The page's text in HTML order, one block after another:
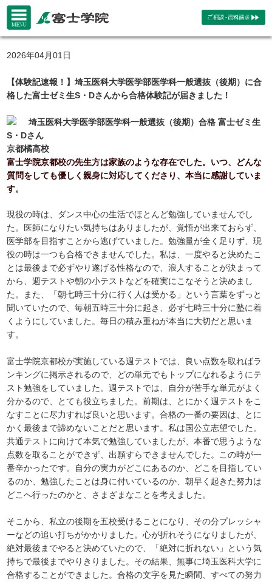
2026年04月01日
【体験記速報！】埼玉医科大学医学部医学科一般選抜（後期）に合
格した富士ゼミ生S・Dさんから合格体験記が届きました！
埼玉医科大学医学部医学科一般選抜（後期）合格 富士ゼミ生
S・Dさん
京都橘高校
富士学院京都校の先生方は家族のような存在でした。いつ、どんな
質問をしても優しく親身に対応してくださり、本当に感謝していま
す。
現役の時は、ダンス中心の生活でほとんど勉強していませんでし
た。医師になりたい気持ちはありましたが、覚悟が出来ておらず、
医学部を目指すことから逃げていました。勉強量が全く足りず、現
役の時は一つも合格できませんでした。私は、一度やると決めたこ
とは最後まで必ずやり遂げる性格なので、浪人することが決まって
から、週テストや朝の小テストなどを確実にこなそうと決めまし
た。また、「朝七時三十分に行く人は受かる」という言葉をずっと
聞いていたので、毎朝五時三十分に起き、必ず七時三十分に塾に着
くようにしていました。毎日の積み重ねが本当に大切だと思いま
す。
富士学院京都校が実施している週テストでは、良い点数を取ればラ
ンキングに掲示されるので、どの単元でもトップになれるようにテ
スト勉強をしていました。週テストでは、自分が苦手な単元がよく
分かるので、とても役立ちました。前期は、とにかく週テストをこ
なすことに尽力すれば良いと思います。合格の一番の要因は、とに
かく最後まで諦めないことだと思います。私は国公立志望でした。
共通テストに向けて本気で勉強していましたが、本番で思うような
点数を取ることができず、出願すらできませんでした。この時が一
番辛かったです。自分の実力がどこにあるのか、どこを目指してい
るのか、勉強したことは身に付いているのか、朝早く起きた努力は
どこへ行ったのかと、さまざまなことを考えました。
そこから、私立の後期を五校受けることになり、その分プレッシャ
ーなどの追い打ちがかかりました。心が折れそうになりましたが、
絶対最後までやると決めていたので、「絶対に折れない」という気
持ちで最後までやりきりました。その結果、無事に埼玉医科大学に
合格することができました。合格の文字を見た瞬間、すべての努力